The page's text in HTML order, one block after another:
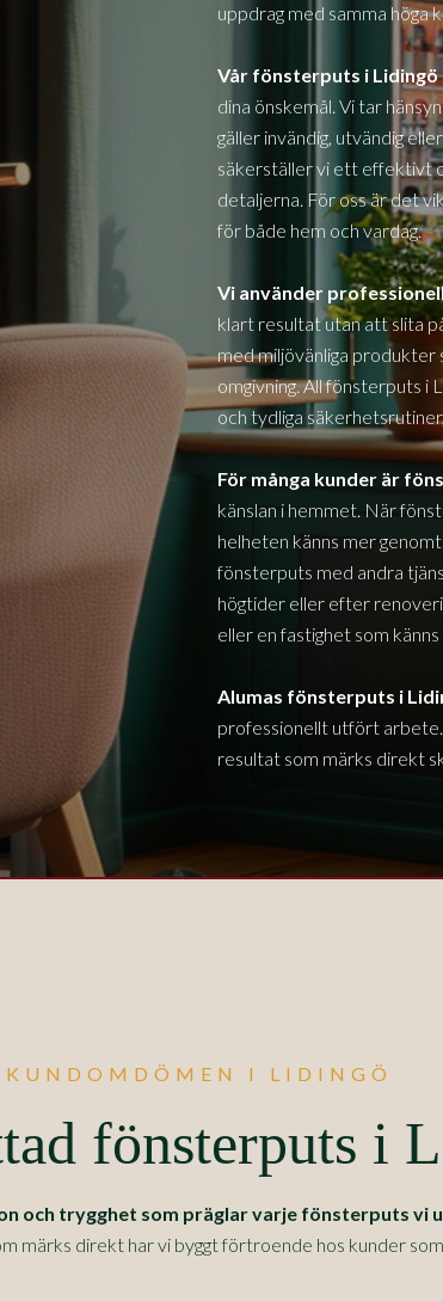
uppdrag med samma höga
Vår fönsterputs i Lidingö
dina önskemål. Vi tar
gäller invändig, utvändig
säkerställer vi ett effektivt
detaljerna. För oss är det
för både hem och vardag.
Vi använder
klart resultat utan att slita
med miljövänliga produkter
omgivning. All fönsterputs i
och tydliga
För många kunder är
känslan i hemmet. När
helheten känns mer
fönsterputs med andra
högtider eller efter
eller en fastighet som
Alumas fönsterputs i
professionellt utfört
resultat som märks direkt
KUNDOMDÖMEN I LIDINGÖ
fönsterputs i
och trygghet som präglar varje fönsterputs vi
märks direkt har vi byggt förtroende hos kunder